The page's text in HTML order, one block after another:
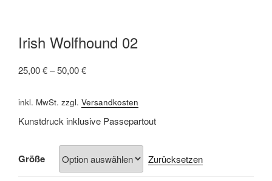
Irish Wolfhound 02
25,00€–50,00€
inkl. MwSt. zzgl. Versandkosten
Kunstdruck inklusive Passepartout
Größe Zurücksetzen